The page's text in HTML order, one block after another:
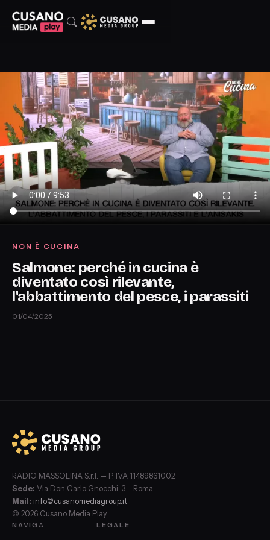
NON È CUCINA
Salmone: perché in cucina è
diventato così rilevante,
l'abbattimento del pesce, i parassiti
01/04/2025
RADIO MASSOLINA S.r.l. — P. IVA 11489861002
Sede: Via Don Carlo Gnocchi, 3 – Roma
Mail: info@cusanomediagroup.it
© 2026 Cusano Media Play
NAVIGA LEGALE